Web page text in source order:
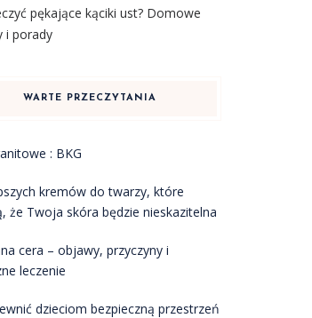
pękające kąciki ust? Domowe
i porady
WARTE PRZECZYTANIA
: BKG
kremów do twarzy, które
że Twoja skóra będzie nieskazitelna
cera – objawy, przyczyny i
leczenie
dzieciom bezpieczną przestrzeń